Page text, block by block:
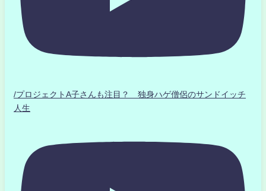
/プロジェクトA子さんも注目？ 独身ハゲ僧侶のサンドイッチ
人生